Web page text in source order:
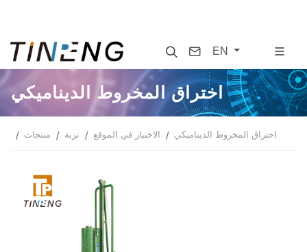
SearchContact
EN
اختراق المخروط الديناميكي
منتجات تربة الاختبار في الموقع اختراق المخروط الديناميكي